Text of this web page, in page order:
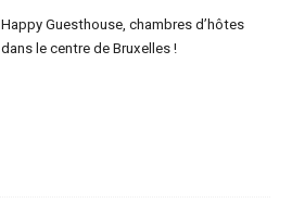
Happy Guesthouse, chambres d’hôtes
dans le centre de Bruxelles !